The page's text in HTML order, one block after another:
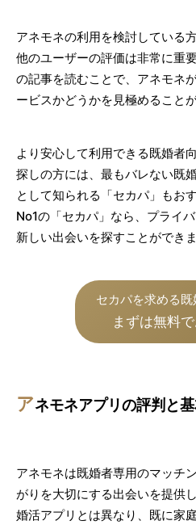
アネモネの利用を検討している
他のユーザーの評価は非常に重
の記事を読むことで、アネモネ
ービスかどうかを見極めること
より安心して利用できる既婚者
探しの方には、最もバレない既
として知られる「セカパ」もお
No1の「セカパ」なら、プライ
新しい出会いを探すことができま
セカパを求める既
まずは無料
アネモネアプリの評判と
アネモネは既婚者専用のマッチ
がりを大切にする出会いを提供
婚活アプリとは異なり、既に家